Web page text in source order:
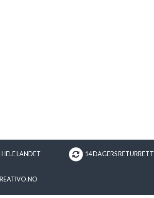
LANDET 14 DAGERS RETURRETT